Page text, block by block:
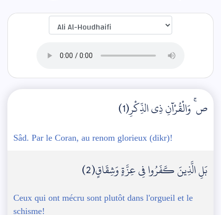
ص ۚ وَالْقُرْآنِ ذِي الذِّكْرِ(1)
Sâd. Par le Coran, au renom glorieux (dikr)!
بَلِ الَّذِينَ كَفَرُوا فِي عِزَّةٍ وَشِقَاقٍ(2)
Ceux qui ont mécru sont plutôt dans l'orgueil et le
schisme!